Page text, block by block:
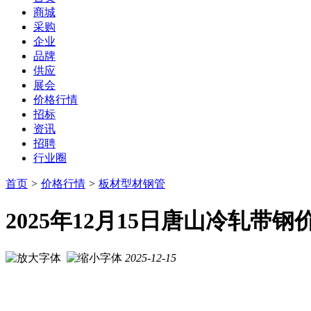
商城
采购
企业
品牌
供应
展会
价格行情
招标
资讯
招聘
行业圈
首页 > 价格行情 > 板材型材钢管
2025年12月15日唐山冷轧带钢
2025-12-15